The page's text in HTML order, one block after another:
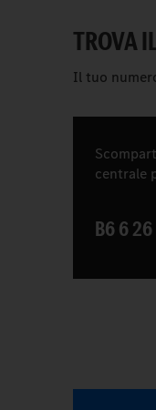
TROVA
Il tuo
centrale
B6 6